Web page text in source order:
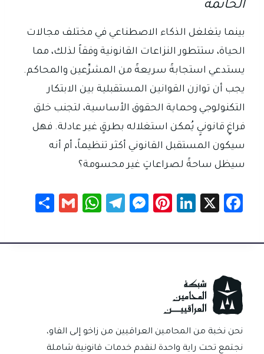
الخاتمة
بينما يتغلغل الذكاء الاصطناعي في مختلف مجالات
الحياة، ستتطور النزاعات القانونية وفقاً لذلك، مما
يستدعي استجابةً سريعةً من المشرِّعين والمحاكم.
يجب أن توازن القوانين المستقبلية بين الابتكار
التكنولوجي وحماية الحقوق الأساسية، لتجنب خلق
فراغٍ قانونيٍ يُمكن استغلاله بطرقٍ غير عادلة. فهل
سيكون المستقبل القانوني أكثر تنظيماً، أم أنه
سيظل ساحةً لصراعاتٍ غير محسومة؟
Fa
e
o
ok
X
Li
e
Pi
er
M
se
Te
gr
W
at
G
ail
ar
نحن نخبة من المحامين العراقيين من زاخو إلى الفاو،
نجتمع تحت راية واحدة لنقدم خدمات قانونية شاملة